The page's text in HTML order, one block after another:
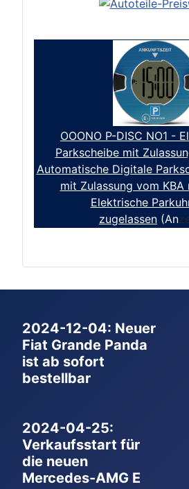
OOONO P-DISC NO1 -
Parkscheibe mit
Automatische Digitale
mit Zulassung vom KBA
Elektrische
zugelassen (An
2024-12-04: Neuer
Fiat Grande Panda
ist ab sofort
bestellbar
2024-04-25:
Verkaufsstart für
die neuen
Mercedes-AMG E